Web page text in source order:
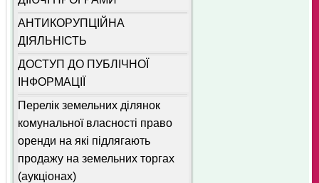
АНТИКОРУПЦІЙНА
ДІЯЛЬНІСТЬ
ДОСТУП ДО ПУБЛІЧНОЇ
ІНФОРМАЦІЇ
Перелік земельних ділянок
комунальної власності право
оренди на які підлягають
продажу на земельних торгах
(аукціонах)